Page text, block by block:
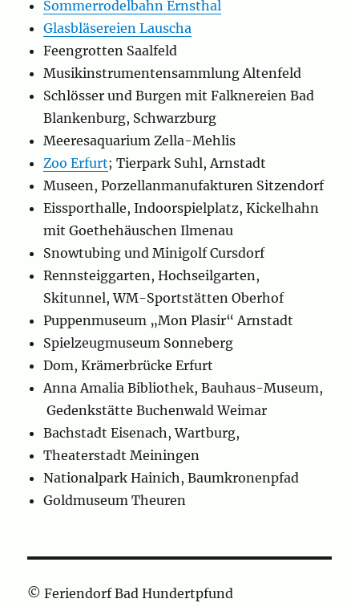
Sommerrodelbahn Ernsthal
Glasbläsereien Lauscha
Feengrotten Saalfeld
Musikinstrumentensammlung Altenfeld
Schlösser und Burgen mit Falknereien Bad
Blankenburg, Schwarzburg
Meeresaquarium Zella-Mehlis
Zoo Erfurt; Tierpark Suhl, Arnstadt
Museen, Porzellanmanufakturen Sitzendorf
Eissporthalle, Indoorspielplatz, Kickelhahn
mit Goethehäuschen Ilmenau
Snowtubing und Minigolf Cursdorf
Rennsteiggarten, Hochseilgarten,
Skitunnel, WM-Sportstätten Oberhof
Puppenmuseum „Mon Plasir“ Arnstadt
Spielzeugmuseum Sonneberg
Dom, Krämerbrücke Erfurt
Anna Amalia Bibliothek, Bauhaus-Museum,
Gedenkstätte Buchenwald Weimar
Bachstadt Eisenach, Wartburg,
Theaterstadt Meiningen
Nationalpark Hainich, Baumkronenpfad
Goldmuseum Theuren
© Feriendorf Bad Hundertpfund